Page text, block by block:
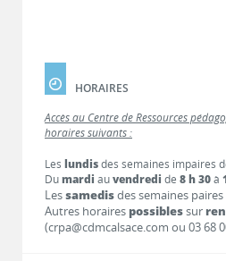
HORAIRES
Accès au Centre de Ressources
horaires suivants :
Les lundisdes semaines impaires
Dumardi auvendredi de 8 h 30à
Lessamedisdes semaines
Autres horaires possiblessur
(crpa@cdmcalsace.com ou 03 68